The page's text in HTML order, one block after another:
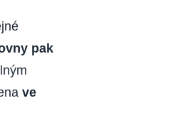
pak
ve